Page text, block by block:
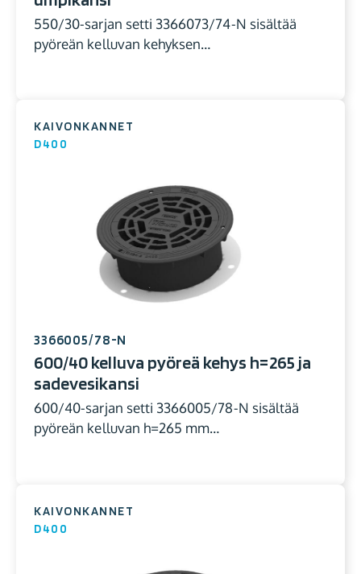
550/30-sarjan setti 3366073/74-N sisältää
pyöreän kelluvan kehyksen…
KAIVONKANNET
D400
3366005/78-N
600/40 kelluva pyöreä kehys h=265 ja
sadevesikansi
600/40-sarjan setti 3366005/78-N sisältää
pyöreän kelluvan h=265 mm…
KAIVONKANNET
D400